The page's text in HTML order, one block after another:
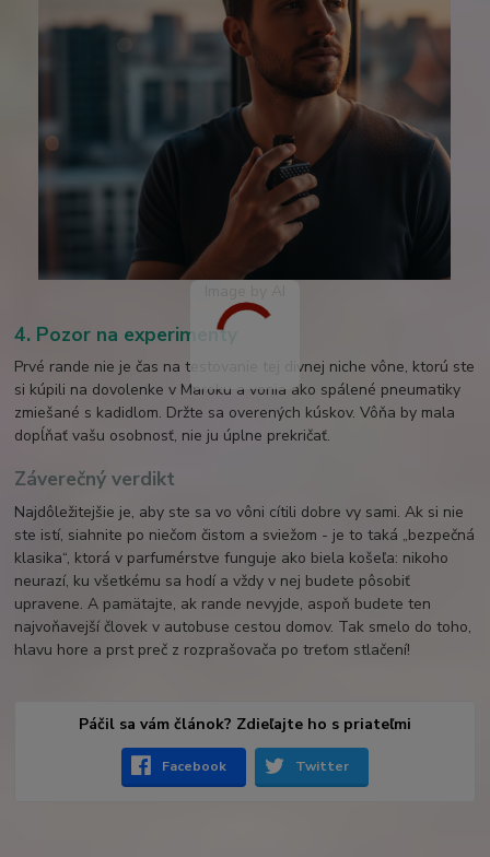
4. Pozor na experimenty
Prvé rande nie je čas na testovanie tej divnej niche vône, ktorú ste
si kúpili na dovolenke v Maroku a vonia ako spálené pneumatiky
zmiešané s kadidlom. Držte sa overených kúskov. Vôňa by mala
dopĺňať vašu osobnosť, nie ju úplne prekričať.
Záverečný verdikt
Najdôležitejšie je, aby ste sa vo vôni cítili dobre vy sami. Ak si nie
ste istí, siahnite po niečom čistom a sviežom - je to taká „bezpečná
klasika“, ktorá v parfumérstve funguje ako biela košeľa: nikoho
neurazí, ku všetkému sa hodí a vždy v nej budete pôsobiť
upravene. A pamätajte, ak rande nevyjde, aspoň budete ten
najvoňavejší človek v autobuse cestou domov. Tak smelo do toho,
hlavu hore a prst preč z rozprašovača po treťom stlačení!
Páčil sa vám článok? Zdieľajte ho s priateľmi
Facebook Twitter